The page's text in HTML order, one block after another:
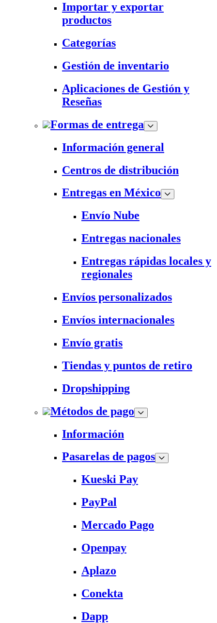
Importar y exportar
productos
Categorías
Gestión de inventario
Aplicaciones de Gestión y
Reseñas
Formas de entrega
Información general
Centros de distribución
Entregas en México
Envío Nube
Entregas nacionales
Entregas rápidas locales y
regionales
Envíos personalizados
Envíos internacionales
Envío gratis
Tiendas y puntos de retiro
Dropshipping
Métodos de pago
Información
Pasarelas de pagos
Kueski Pay
PayPal
Mercado Pago
Openpay
Aplazo
Conekta
Dapp